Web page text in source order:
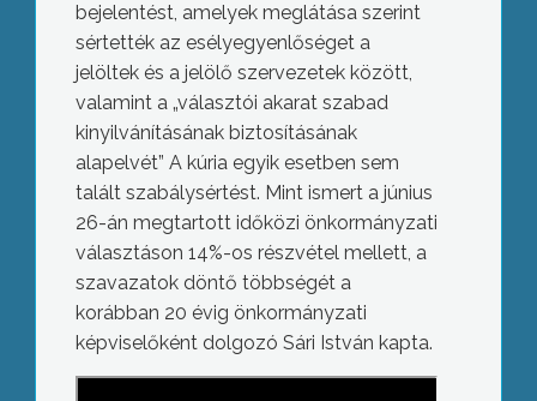
bejelentést, amelyek meglátása szerint
sértették az esélyegyenlőséget a
jelöltek és a jelölő szervezetek között,
valamint a „választói akarat szabad
kinyilvánításának biztosításának
alapelvét” A kúria egyik esetben sem
talált szabálysértést. Mint ismert a június
26-án megtartott időközi önkormányzati
választáson 14%-os részvétel mellett, a
szavazatok döntő többségét a
korábban 20 évig önkormányzati
képviselőként dolgozó Sári István kapta.